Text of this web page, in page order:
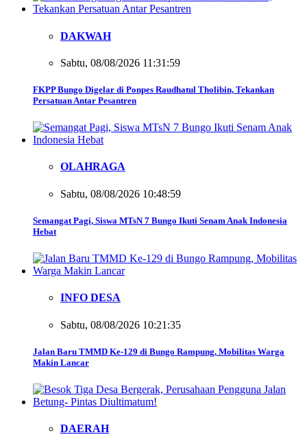
DAKWAH
Sabtu, 08/08/2026 11:31:59
FKPP Bungo Digelar di Ponpes Raudhatul Tholibin, Tekankan
Persatuan Antar Pesantren
OLAHRAGA
Sabtu, 08/08/2026 10:48:59
Semangat Pagi, Siswa MTsN 7 Bungo Ikuti Senam Anak Indonesia
Hebat
INFO DESA
Sabtu, 08/08/2026 10:21:35
Jalan Baru TMMD Ke-129 di Bungo Rampung, Mobilitas Warga
Makin Lancar
DAERAH